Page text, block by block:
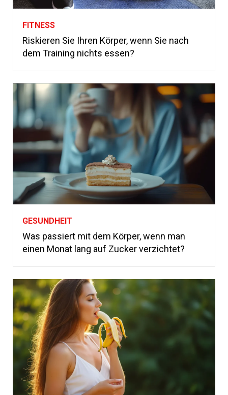
FITNESS
Riskieren Sie Ihren Körper, wenn Sie nach
dem Training nichts essen?
GESUNDHEIT
Was passiert mit dem Körper, wenn man
einen Monat lang auf Zucker verzichtet?